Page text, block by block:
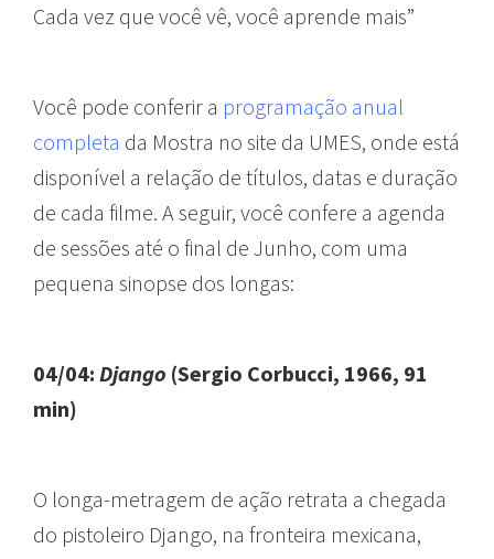
Cada vez que você vê, você aprende mais”
Você pode conferir a programação anual
completa da Mostra no site da UMES, onde está
disponível a relação de títulos, datas e duração
de cada filme. A seguir, você confere a agenda
de sessões até o final de Junho, com uma
pequena sinopse dos longas:
04/04: Django (Sergio Corbucci, 1966, 91
min)
O longa-metragem de ação retrata a chegada
do pistoleiro Django, na fronteira mexicana,